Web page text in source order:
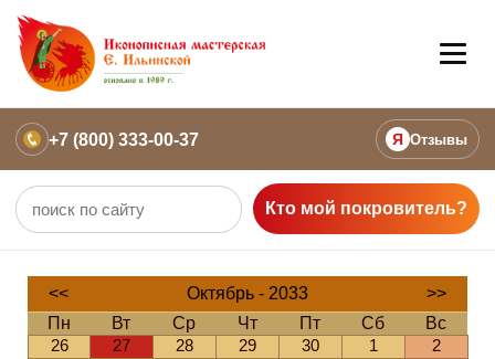
+7 (800) 333-00-37 Я Отзывы
Кто мой покровитель?
<< Октябрь - 2033
>>
Пн
Вт Ср Чт Пт Сб
Вс
26
27 28 29 30 1
2